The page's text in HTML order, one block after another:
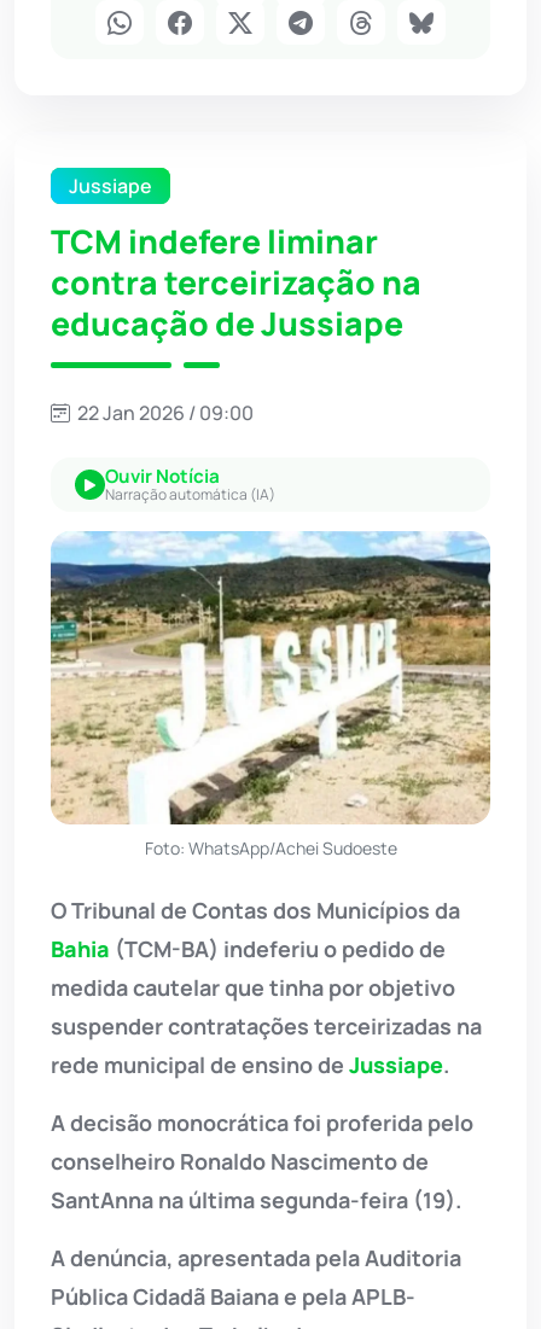
Jussiape
TCM indefere liminar
contra terceirização na
educação de Jussiape
22 Jan 2026 / 09:00
Ouvir Notícia
Narração automática (IA)
Foto: WhatsApp/Achei Sudoeste
O Tribunal de Contas dos Municípios da
Bahia (TCM-BA) indeferiu o pedido de
medida cautelar que tinha por objetivo
suspender contratações terceirizadas na
rede municipal de ensino de Jussiape.
A decisão monocrática foi proferida pelo
conselheiro Ronaldo Nascimento de
SantAnna na última segunda-feira (19).
A denúncia, apresentada pela Auditoria
Pública Cidadã Baiana e pela APLB-